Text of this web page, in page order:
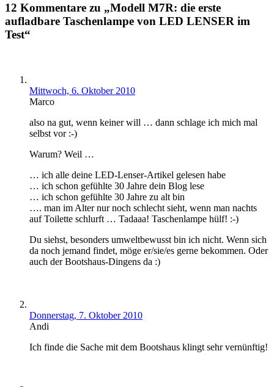
12 Kommentare zu „Modell M7R: die erste
aufladbare Taschenlampe von LED LENSER im
Test“
Mittwoch, 6. Oktober 2010
Marco
also na gut, wenn keiner will … dann schlage ich mich mal
selbst vor :-)
Warum? Weil …
… ich alle deine LED-Lenser-Artikel gelesen habe
… ich schon gefühlte 30 Jahre dein Blog lese
… ich schon gefühlte 30 Jahre zu alt bin
…. man im Alter nur noch schlecht sieht, wenn man nachts
auf Toilette schlurft … Tadaaa! Taschenlampe hülf! :-)
Du siehst, besonders umweltbewusst bin ich nicht. Wenn sich
da noch jemand findet, möge er/sie/es gerne bekommen. Oder
auch der Bootshaus-Dingens da :)
Donnerstag, 7. Oktober 2010
Andi
Ich finde die Sache mit dem Bootshaus klingt sehr vernünftig!